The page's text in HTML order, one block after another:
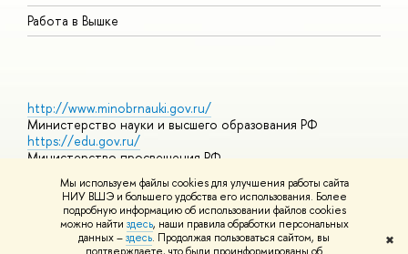
Мы используем файлы cookies для улучшения работы сайта
НИУ ВШЭ и большего удобства его использования. Более
подробную информацию об использовании файлов cookies
можно найти здесь, наши правила обработки персональных
данных –здесь. Продолжая пользоваться сайтом, вы
✖
Работа в Вышке
http://www.minobrnauki.gov.ru/
Министерство науки и высшего образования РФ
https://edu.gov.ru/
Министерство просвещения РФ
Массовые открытые онлайн-курсы
© НИУ ВШЭ 1993–2026 Адреса и контактыУсловия